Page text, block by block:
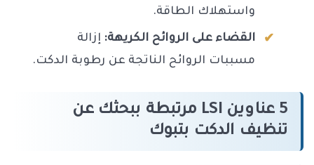
واستهلاك الطاقة.
القضاء على الروائح الكريهة: إزالة
مسببات الروائح الناتجة عن رطوبة الدكت.
5 عناوين LSI مرتبطة ببحثك عن
تنظيف الدكت بتبوك